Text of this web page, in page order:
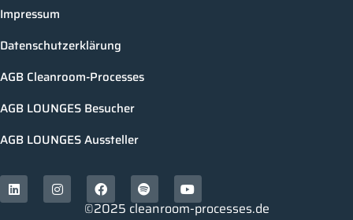
Impressum
Datenschutzerklärung
AGB Cleanroom-Processes
AGB LOUNGES Besucher
AGB LOUNGES Aussteller
©2025 cleanroom-processes.de